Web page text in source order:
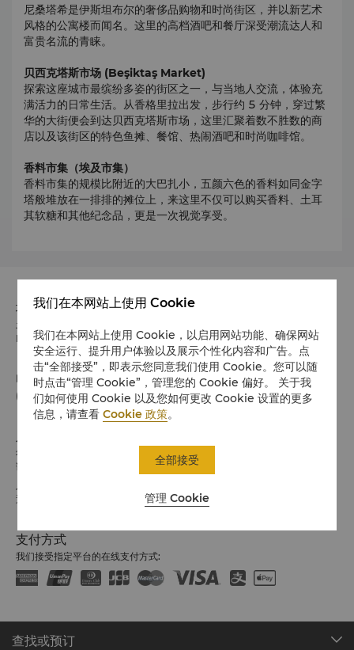
尼桑塔希是伊斯坦布尔的奢侈品购物和时尚街区，并以新艺术
风格的公寓楼而闻名。这里的高档酒吧和餐厅深受潮流达人和
富贵名流的青睐。
贝西克塔斯市场 (Beşiktaş Market)
探索这座城市最缤纷多姿的街区之一，与当地人交流，体验充
满活力的日常生活。从香格里拉出发，步行约 5 分钟，穿过繁
华的大街便会到达贝西克塔斯市场，这里汇聚着数不胜数的商
店以及该街区的特色鱼摊、餐馆、热闹酒吧和时尚咖啡馆。
香料市集（埃及市集）
香料市集的规模比附近的大巴扎小，五颜六色的香料如同金字
塔般堆放在一排排的摊位上，来这里不仅可以购买香料、土耳
其软糖和其他纪念品，更是一次视觉享受。
地址
土耳其Sinanpasa Mah, Hayrettin Iskelesi Sok, No.1,
Besiktas, Istanbul 邮政编码 34353
电话
(90 212) 275 8888
希望您入住愉快
请留意入住/退房时间:
退房时间：中午 12:00
支付方式
我们接受指定平台的在线支付方式:
查找或预订
我们在本网站上使用 Cookie
我们在本网站上使用 Cookie，以启用网站功能、确保网站
安全运行、提升用户体验以及展示个性化内容和广告。点
击“全部接受”，即表示您同意我们使用 Cookie。您可以随
时点击“管理 Cookie”，管理您的 Cookie 偏好。 关于我
们如何使用 Cookie 以及您如何更改 Cookie 设置的更多
信息，请查看Cookie 政策。
管理 Cookie
全部接受